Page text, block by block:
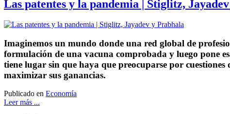
Las patentes y la pandemia | Stiglitz,
Imaginemos un mundo donde una red global de
formulación de una vacuna comprobada y luego pone
tiene lugar sin que haya que preocuparse por
maximizar sus ganancias.
Publicado en Economía
Leer más ...